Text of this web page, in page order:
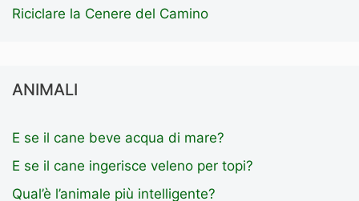
Riciclare la Cenere del Camino
ANIMALI
E se il cane beve acqua di mare?
E se il cane ingerisce veleno per topi?
Qual’è l’animale più intelligente?